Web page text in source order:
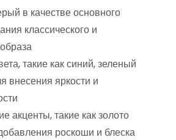
в качестве основного
классического и
такие как синий, зеленый
внесения яркости и
акценты, такие как золото
роскоши и блеска